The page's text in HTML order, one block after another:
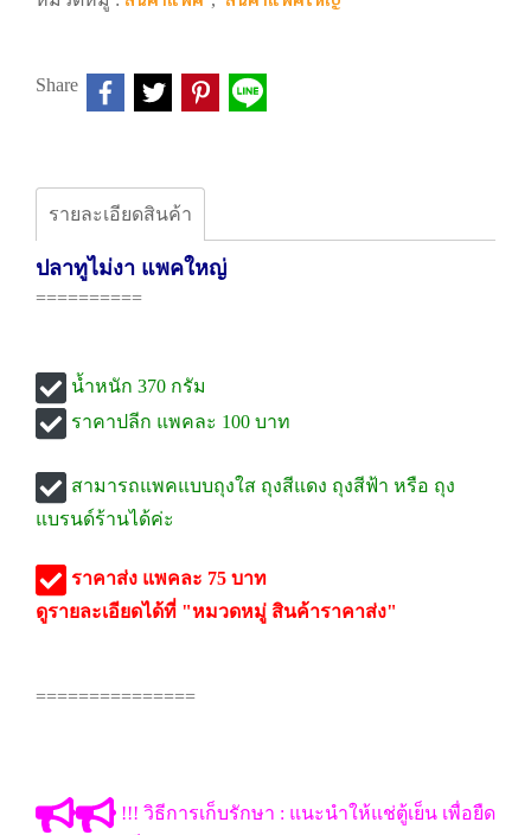
Share
รายละเอียดสินค้า
ปลาทูไม่งา แพคใหญ่
==========
น้ำหนัก 370 กรัม
ราคาปลีก แพคละ 100 บาท
สามารถแพคแบบถุงใส ถุงสีแดง ถุงสีฟ้า หรือ ถุง
แบรนด์ร้านได้ค่ะ
ราคาส่ง แพคละ 75 บาท
ดูรายละเอียดได้ที่ "หมวดหมู่ สินค้าราคาส่ง"
===============
!!! วิธีการเก็บรักษา : แนะนำให้แช่ตู้เย็น เพื่อยืด